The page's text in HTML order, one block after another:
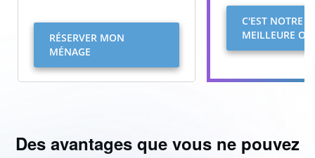
C'EST NOTRE
MEILLEURE
RÉSERVER MON
MÉNAGE
Des avantages que vous ne pouvez